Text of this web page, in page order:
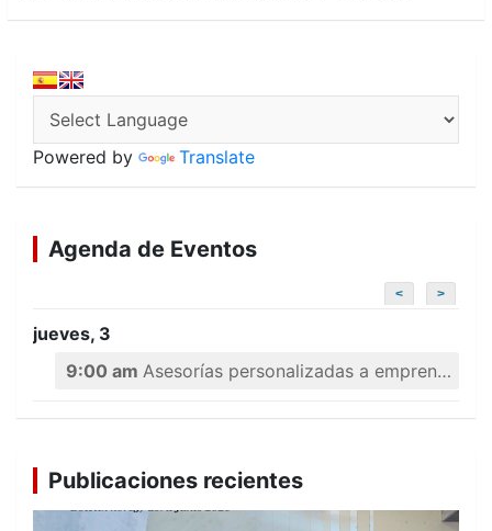
Powered by Translate
Agenda de Eventos
< >
jueves, 3
9:00 am Asesorías personalizadas a emprendedores
Publicaciones recientes